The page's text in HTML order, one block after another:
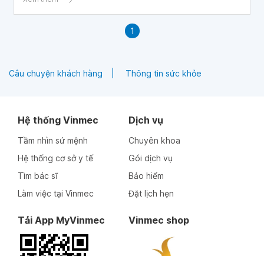
có thể giúp người bệnh đối phó với chúng.
1
Câu chuyện khách hàng Thông tin sức khỏe
Hệ thống Vinmec
Tầm nhìn sứ mệnh
Hệ thống cơ sở y tế
Tìm bác sĩ
Làm việc tại Vinmec
Dịch vụ
Chuyên khoa
Gói dịch vụ
Bảo hiểm
Đặt lịch hẹn
Tải App MyVinmec Vinmec shop